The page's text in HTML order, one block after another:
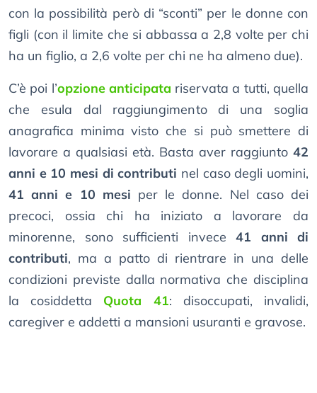
con la possibilità però di “sconti” per le donne con
figli (con il limite che si abbassa a 2,8 volte per chi
ha un figlio, a 2,6 volte per chi ne ha almeno due).
C’è poi l’opzione anticipata riservata a tutti, quella
che esula dal raggiungimento di una soglia
anagrafica minima visto che si può smettere di
lavorare a qualsiasi età. Basta aver raggiunto 42
anni e 10 mesi di contributi nel caso degli uomini,
41 anni e 10 mesi per le donne. Nel caso dei
precoci, ossia chi ha iniziato a lavorare da
minorenne, sono sufficienti invece 41 anni di
contributi, ma a patto di rientrare in una delle
condizioni previste dalla normativa che disciplina
la cosiddetta Quota 41: disoccupati, invalidi,
caregiver e addetti a mansioni usuranti e gravose.